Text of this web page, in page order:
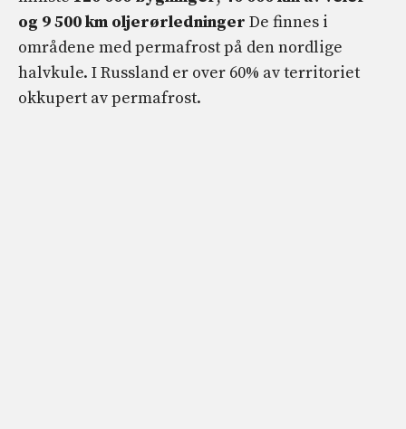
og 9 500 km oljerørledninger De finnes i
områdene med permafrost på den nordlige
halvkule. I Russland er over 60% av territoriet
okkupert av permafrost.